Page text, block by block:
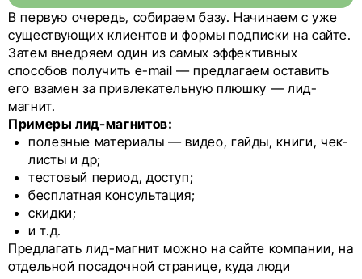
В первую очередь, собираем базу. Начинаем с уже
существующих клиентов и формы подписки на сайте.
Затем внедряем один из самых эффективных
способов получить e-mail — предлагаем оставить
его взамен за привлекательную плюшку — лид-
магнит.
Примеры лид-магнитов:
полезные материалы — видео, гайды, книги, чек-
листы и др;
тестовый период, доступ;
бесплатная консультация;
скидки;
и т.д.
Предлагать лид-магнит можно на сайте компании, на
отдельной посадочной странице, куда люди